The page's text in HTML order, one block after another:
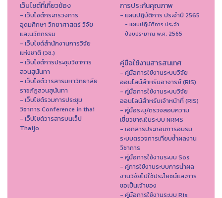
เว็บไซต์ที่เกี่ยวข้อง
- เว็บไซต์กระทรวงการ
อุดมศึกษา วิทยาศาสตร์ วิจัย
และนวัตกรรม
- เว็บไซต์สำนักงานการวิจัย
แห่งชาติ (วช.)
- เว็บไซต์การประชุมวิชาการ
สวนสุนันทา
- เว็บไซต์วารสารมหาวิทยาลัย
ราชภัฏสวนสุนันทา
- เว็บไซต์รวมการประชุม
วิชาการ Conference in thai
- เว็ปไซต์วารสารบนเว็ป
Thaijo
การประกันคุณภาพ
- แผนปฏิบัติการ ประจำปี 2565
- แผนปฏิบัติการ ประจำ
ปีงบประมาณ พ.ศ. 2565
คู่มือใช้งานสารสนเทศ
- คู่มือการใช้งานระบบวิจัย
ออนไลน์สำหรับอาจารย์ (RIS)
- คู่มือการใช้งานระบบวิจัย
ออนไลน์สำหรับเจ้าหน้าที่ (RIS)
- คู่มือระบุ/ตรวจสอบความ
เชี่ยวชาญในระบบ NRMS
- เอกสารประกอบการอบรม
ระบบตรวจการเทียบซ้ำผลงาน
วิชาการ
- คู่มือการใช้งานระบบ Sos
- คู่การใช้งานระบบการนำผล
งานวิจัยไปใช้ประโยชน์และการ
ขอเป็นเจ้าของ
- คู่มือการใช้งานระบบ Ris